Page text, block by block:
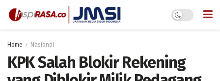
Home Nasional
KPK Salah Blokir Rekening